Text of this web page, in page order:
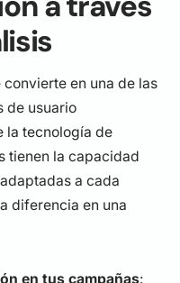
en una de las
de usuario
la tecnología de
tienen la capacidad
a cada
diferencia en una
en tus campañas: